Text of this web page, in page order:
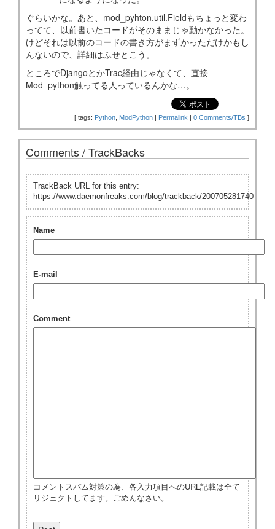
ぐらいかな。あと、mod_pyhton.util.Fieldもちょっと変わ
ってて、以前書いたコードがそのままじゃ動かなかった。
けどそれは以前のコードの書き方がまずかっただけかもし
んないので、詳細はふせとこう。
ところでDjangoとかTrac経由じゃなくて、直接
Mod_python触ってる人っているんかな…。
[ tags: Python ModPython | Permalink | 0 Comments/TBs ]
Comments / TrackBacks
TrackBack URL for this entry:
https://www.daemonfreaks.com/blog/trackback/200705281740
Name
E-mail
Comment
コメントスパム対策の為、各入力項目へのURL記載は全て
リジェクトしてます。ごめんなさい。